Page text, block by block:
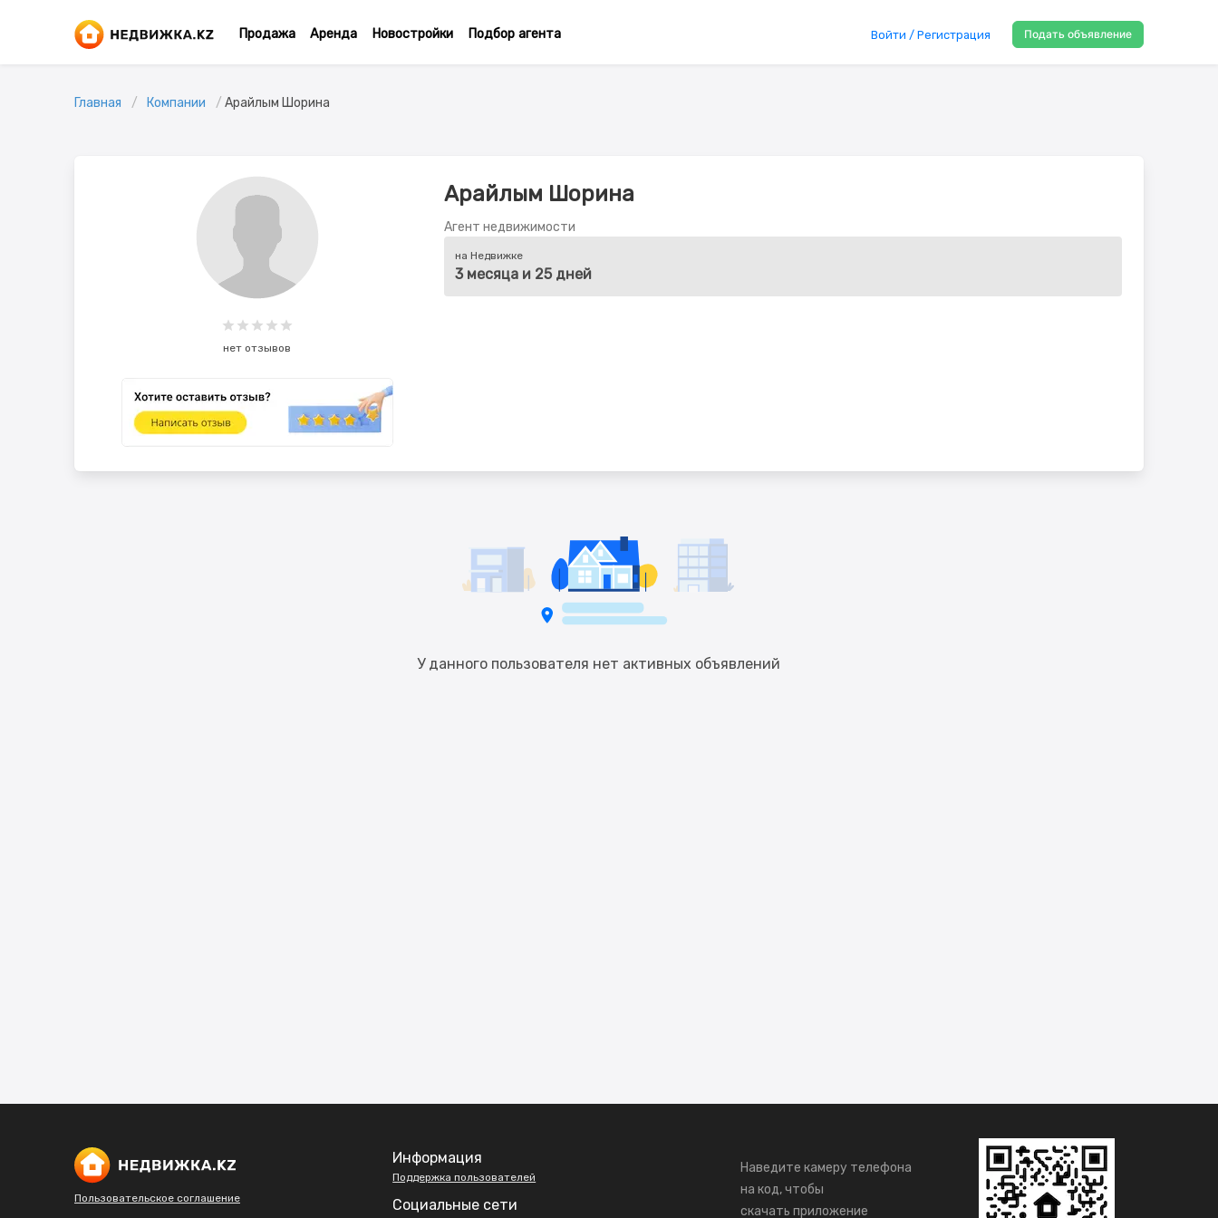
Продажа Аренда Новостройки Подбор агента Войти / Регистрация Подать объявление
Главная Компании Арайлым Шорина
нет отзывов
Арайлым Шорина
Агент недвижимости
на Недвижке
3 месяца и 25 дней
У данного пользователя нет активных объявлений
Пользовательское соглашение
Информация
Поддержка пользователей
Социальные сети
Наведите камеру телефона
на код, чтобы
скачать приложение